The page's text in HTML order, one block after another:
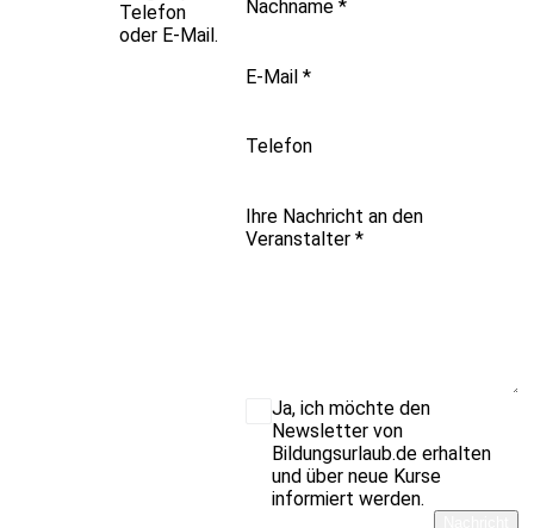
Telefon
oder E-Mail.
Nachname *
E-Mail *
Telefon
Ihre Nachricht an den
Veranstalter *
Ja, ich möchte den
Newsletter von
Bildungsurlaub.de erhalten
und über neue Kurse
informiert werden.